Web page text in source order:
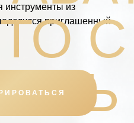
инструменты из
приглашенный